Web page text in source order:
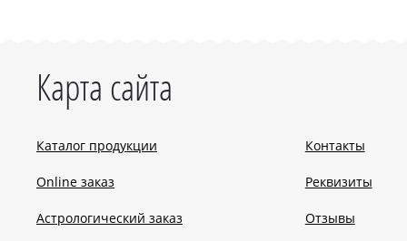
Карта сайта
Каталог продукции
Online заказ
Астрологический заказ
Контакты
Реквизиты
Отзывы